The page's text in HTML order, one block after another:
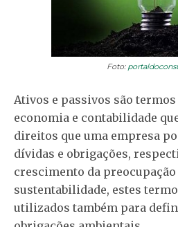
Foto:
Ativos e passivos são
economia e contabilidade
direitos que uma empresa
dívidas e obrigações,
crescimento da preocupação
sustentabilidade, estes
utilizados também para